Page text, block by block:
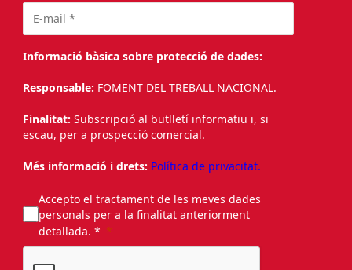
Informació bàsica sobre protecció de dades:
Responsable: FOMENT DEL TREBALL NACIONAL.
Finalitat: Subscripció al butlletí informatiu i, si
escau, per a prospecció comercial.
Més informació i drets: Política de privacitat.
Accepto el tractament de les meves dades
personals per a la finalitat anteriorment
detallada. *